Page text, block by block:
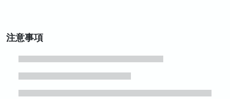
注意事項